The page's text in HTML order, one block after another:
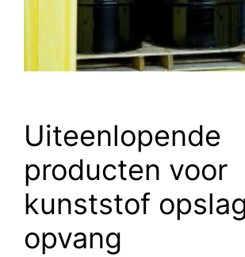
Uiteenlopende
producten voor
kunststof
opvang